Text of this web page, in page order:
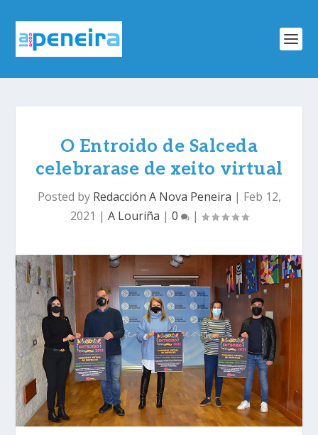
O Entroido de Salceda
celebrarase de xeito virtual
Posted by Redacción A Nova Peneira | Feb 12,
2021 | A Louriña | 0 |